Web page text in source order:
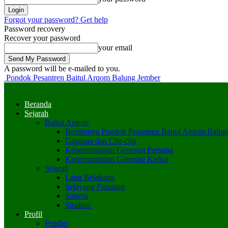
Forgot your password? Get help
Password recovery
Recover your password
your email
A password will be e-mailed to you.
Pondok Pesantren Baitul Arqom Balung Jember
Beranda
Sejarah
Baitul Arqom
Berdirinya Pondok Pesantren Baitul Arqom
Gagasan dan Cita-cita
Kepemimpinan Generasi Pertama
Kepemimpinan Generasi Kedua
Sejarah
Latar Belakang
Selayang Pandang
Sintesa
Struktur
Profil
Pendiri